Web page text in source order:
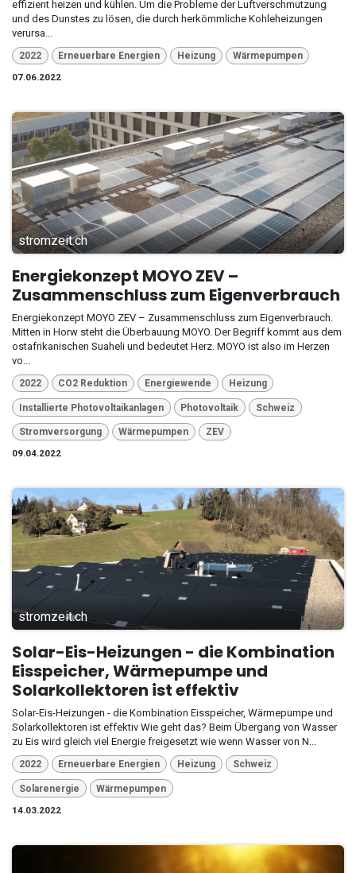
effizient heizen und kühlen. Um die Probleme der Luftverschmutzung
und des Dunstes zu lösen, die durch herkömmliche Kohleheizungen
verursa...
2022 Erneuerbare Energien Heizung
Wärmepumpen
07.06.2022
stromzeit.ch
Energiekonzept MOYO ZEV –
Zusammenschluss zum Eigenverbrauch
Energiekonzept MOYO ZEV – Zusammenschluss zum Eigenverbrauch.
Mitten in Horw steht die Überbauung MOYO. Der Begriff kommt aus dem
ostafrikanischen Suaheli und bedeutet Herz. MOYO ist also im Herzen
vo...
2022 CO2 Reduktion Energiewende Heizung
Installierte Photovoltaikanlagen Photovoltaik Schweiz
Stromversorgung Wärmepumpen
ZEV
09.04.2022
stromzeit.ch
Solar-Eis-Heizungen - die Kombination
Eisspeicher, Wärmepumpe und
Solarkollektoren ist effektiv
Solar-Eis-Heizungen - die Kombination Eisspeicher, Wärmepumpe und
Solarkollektoren ist effektiv Wie geht das? Beim Übergang von Wasser
zu Eis wird gleich viel Energie freigesetzt wie wenn Wasser von N...
2022 Erneuerbare Energien Heizung Schweiz
Solarenergie
Wärmepumpen
14.03.2022